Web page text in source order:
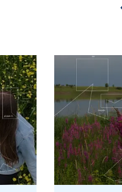
фосфорилювання